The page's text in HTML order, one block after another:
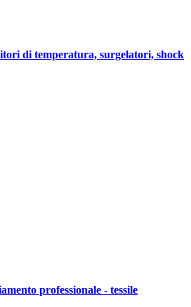
di temperatura, surgelatori, shock
professionale - tessile